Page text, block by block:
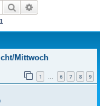
Suche
1
Mittwoch
1 6 7 8 9